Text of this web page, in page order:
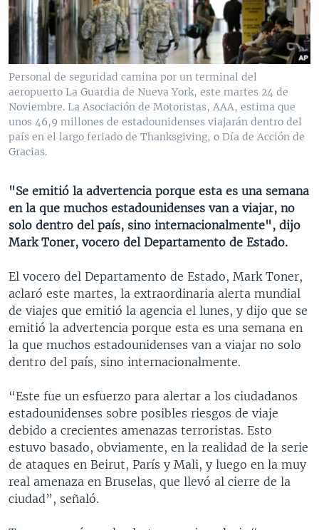
VENEZUELA
BRASIL
NICARAGUA
ECONOMÍA
ENTRETENIMIENTO Y CULTURA
TECNOLOGÍA
DEPORTES
CIENCIA Y SALUD
MULTIMEDIA
VIDEOS
FOTOGRAFÍA
AUDIOS
PROGRAMAS TV
EL MUNDO AL DÍA
FORO INTERAMERICANO
VISIÓN 360
LAS CLAVES
RADIO
AVANCE INFORMATIVO
AUDIONOTICIAS
BUENOS DÍAS AMÉRICA
EL MUNDO AL DÍA [RADIO]
FORO [RADIO]
DEPORTIVO INTERNACIONAL
ENTRETENIMIENTO
DIRECT
DOCUMENTALES DE LA VOA
Learning English
SÍGANOS
Personal de seguridad camina por un terminal del
aeropuerto La Guardia de Nueva York, este martes 24 de
Noviembre. La Asociación de Motoristas, AAA, estima que
unos 46,9 millones de estadounidenses viajarán dentro del
país en el largo feriado de Thanksgiving, o Día de Acción de
Gracias.
"Se emitió la advertencia porque esta es una semana
en la que muchos estadounidenses van a viajar, no
solo dentro del país, sino internacionalmente", dijo
Mark Toner, vocero del Departamento de Estado.
El vocero del Departamento de Estado, Mark Toner,
aclaró este martes, la extraordinaria alerta mundial
de viajes que emitió la agencia el lunes, y dijo que se
emitió la advertencia porque esta es una semana en
la que muchos estadounidenses van a viajar no solo
dentro del país, sino internacionalmente.
“Este fue un esfuerzo para alertar a los ciudadanos
estadounidenses sobre posibles riesgos de viaje
debido a crecientes amenazas terroristas. Esto
estuvo basado, obviamente, en la realidad de la serie
de ataques en Beirut, París y Mali, y luego en la muy
real amenaza en Bruselas, que llevó al cierre de la
ciudad”, señaló.